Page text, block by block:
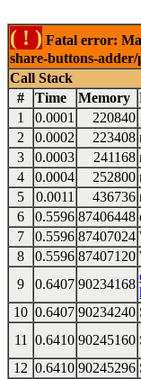
( ! ) Fatal error:
share-buttons-
Call Stack
#
Time Memory
1
0.0001 220840
2
0.0002 223408
3
0.0003 241168
4
0.0004 252800
5
0.0011 436736
6
0.5596 87406448
7
0.5596 87407024
8
0.5596 87407120
9
0.6407 90234168
10 0.6407 90234240
11
0.6410 90245160
12 0.6410 90245296